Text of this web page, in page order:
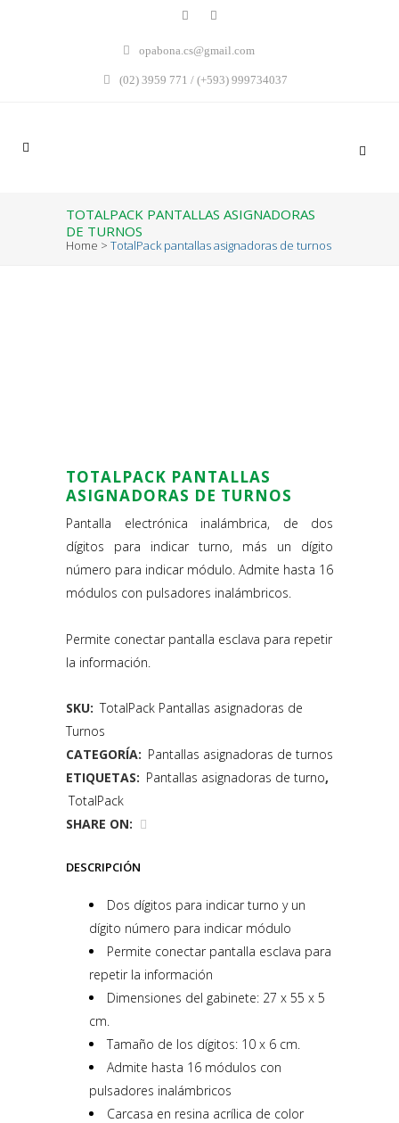
opabona.cs@gmail.com
(02) 3959 771 / (+593) 999734037
TOTALPACK PANTALLAS ASIGNADORAS
DE TURNOS
Home > TotalPack pantallas asignadoras de turnos
TOTALPACK PANTALLAS
ASIGNADORAS DE TURNOS
Pantalla electrónica inalámbrica, de dos
dígitos para indicar turno, más un dígito
número para indicar módulo. Admite hasta 16
módulos con pulsadores inalámbricos.
Permite conectar pantalla esclava para repetir
la información.
SKU: TotalPack Pantallas asignadoras de
Turnos
CATEGORÍA: Pantallas asignadoras de turnos
ETIQUETAS: Pantallas asignadoras de turno,
TotalPack
SHARE ON:
DESCRIPCIÓN
Dos dígitos para indicar turno y un
dígito número para indicar módulo
Permite conectar pantalla esclava para
repetir la información
Dimensiones del gabinete: 27 x 55 x 5
cm.
Tamaño de los dígitos: 10 x 6 cm.
Admite hasta 16 módulos con
pulsadores inalámbricos
Carcasa en resina acrílica de color